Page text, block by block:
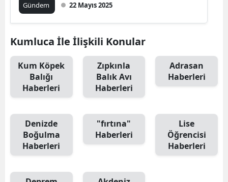
Gündem 22 Mayıs 2025
Kumluca İle İlişkili Konular
Kum Köpek
Balığı
Haberleri
Zıpkınla
Balık Avı
Haberleri
Adrasan
Haberleri
Denizde
Boğulma
Haberleri
"fırtına"
Haberleri
Lise
Öğrencisi
Haberleri